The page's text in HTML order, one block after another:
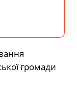
громади